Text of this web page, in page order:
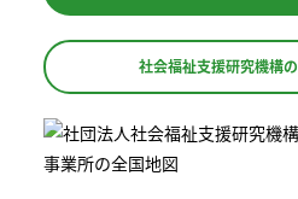
社会福祉支援研究機構の